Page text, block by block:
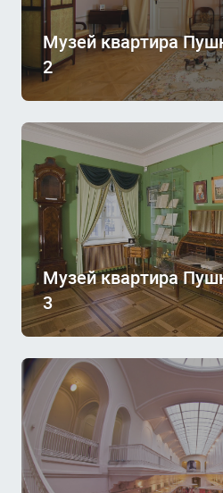
Музей квартира
2
Музей квартира
3